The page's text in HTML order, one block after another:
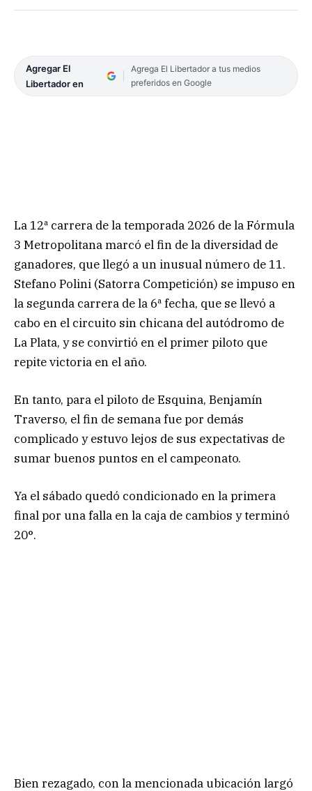
Agregar El
Libertador en
Agrega El Libertador a tus medios
preferidos en Google
La 12ª carrera de la temporada 2026 de la Fórmula
3 Metropolitana marcó el fin de la diversidad de
ganadores, que llegó a un inusual número de 11.
Stefano Polini (Satorra Competición) se impuso en
la segunda carrera de la 6ª fecha, que se llevó a
cabo en el circuito sin chicana del autódromo de
La Plata, y se convirtió en el primer piloto que
repite victoria en el año.
En tanto, para el piloto de Esquina, Benjamín
Traverso, el fin de semana fue por demás
complicado y estuvo lejos de sus expectativas de
sumar buenos puntos en el campeonato.
Ya el sábado quedó condicionado en la primera
final por una falla en la caja de cambios y terminó
20°.
Bien rezagado, con la mencionada ubicación largó